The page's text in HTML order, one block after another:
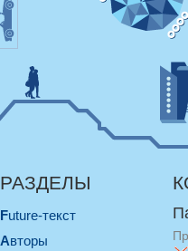
РАЗДЕЛЫ
Future-текст
Авторы